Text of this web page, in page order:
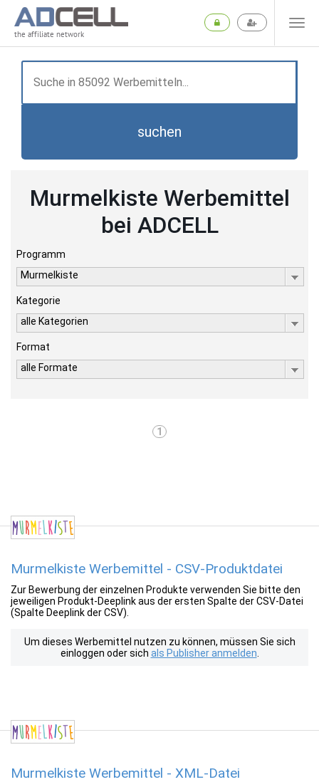
the affiliate network
suchen
Murmelkiste Werbemittel
bei ADCELL
Programm
Murmelkiste
Kategorie
alle Kategorien
Format
alle Formate
1
Murmelkiste Werbemittel - CSV-Produktdatei
Zur Bewerbung der einzelnen Produkte verwenden Sie bitte den
jeweiligen Produkt-Deeplink aus der ersten Spalte der CSV-Datei
(Spalte Deeplink der CSV).
Um dieses Werbemittel nutzen zu können, müssen Sie sich
einloggen oder sich als Publisher anmelden
Murmelkiste Werbemittel - XML-Datei